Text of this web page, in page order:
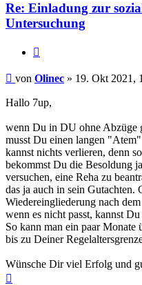
Re: Einladung zur
Untersuchung
Beitrag
von Olinec » 19. Okt 2021,
Hallo 7up,
wenn Du in DU ohne Abzüge
musst Du einen langen
kannst nichts verlieren, denn
bekommst Du die Besoldung
versuchen, eine Reha zu
das ja auch in sein Gutachten.
Wiedereingliederung nach
wenn es nicht passt, kannst
So kann man ein paar Monate
bis zu Deiner
Wünsche Dir viel Erfolg und